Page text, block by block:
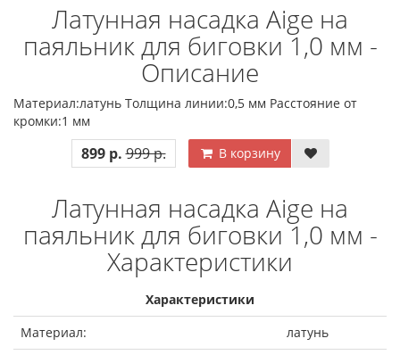
Латунная насадка Aige на
паяльник для биговки 1,0 мм -
Описание
Материал:латунь Толщина линии:0,5 мм Расстояние от
кромки:1 мм
899 р. 999 р. В корзину
Латунная насадка Aige на
паяльник для биговки 1,0 мм -
Характеристики
Характеристики
Материал:
латунь